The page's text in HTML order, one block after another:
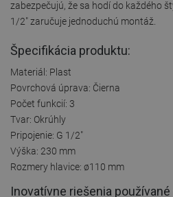
zabezpečujú, že sa hodí do každého
1/2" zaručuje jednoduchú montáž.
Špecifikácia produktu:
Materiál: Plast
Povrchová úprava: Čierna
Počet funkcií: 3
Tvar: Okrúhly
Pripojenie: G 1/2"
Výška: 230 mm
Rozmery hlavice: ø110 mm
Inovatívne riešenia